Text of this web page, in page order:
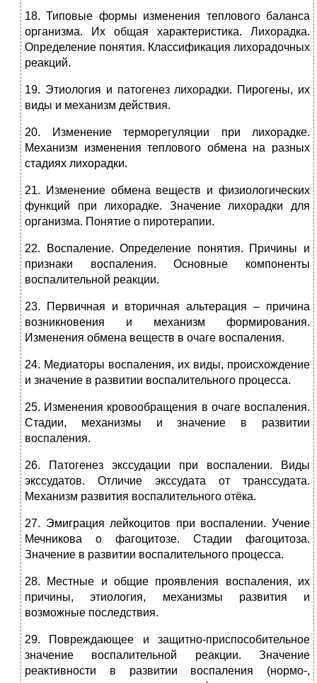
18. Типовые формы изменения теплового баланса
организма. Их общая характеристика. Лихорадка.
Определение понятия. Классификация лихорадочных
реакций.
19. Этиология и патогенез лихорадки. Пирогены, их
виды и механизм действия.
20. Изменение терморегуляции при лихорадке.
Механизм изменения теплового обмена на разных
стадиях лихорадки.
21. Изменение обмена веществ и физиологических
функций при лихорадке. Значение лихорадки для
организма. Понятие о пиротерапии.
22. Воспаление. Определение понятия. Причины и
признаки воспаления. Основные компоненты
воспалительной реакции.
23. Первичная и вторичная альтерация – причина
возникновения и механизм формирования.
Изменения обмена веществ в очаге воспаления.
24. Медиаторы воспаления, их виды, происхождение
и значение в развитии воспалительного процесса.
25. Изменения кровообращения в очаге воспаления.
Стадии, механизмы и значение в развитии
воспаления.
26. Патогенез экссудации при воспалении. Виды
экссудатов. Отличие экссудата от транссудата.
Механизм развития воспалительного отёка.
27. Эмиграция лейкоцитов при воспалении. Учение
Мечникова о фагоцитозе. Стадии фагоцитоза.
Значение в развитии воспалительного процесса.
28. Местные и общие проявления воспаления, их
причины, этиология, механизмы развития и
возможные последствия.
29. Повреждающее и защитно-приспособительное
значение воспалительной реакции. Значение
реактивности в развитии воспаления (нормо-,